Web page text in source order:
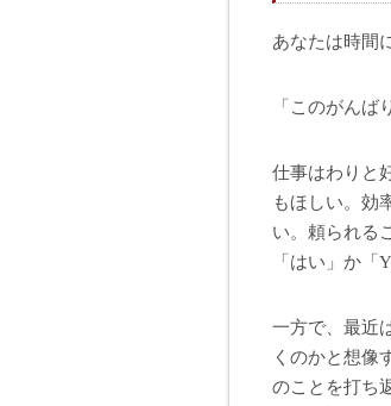
あなたは時間
「このがん
仕事はわりと
もほしい。効
い。頼られる
「はい」か「
一方で、最近
くのかと想像
のことを打ち